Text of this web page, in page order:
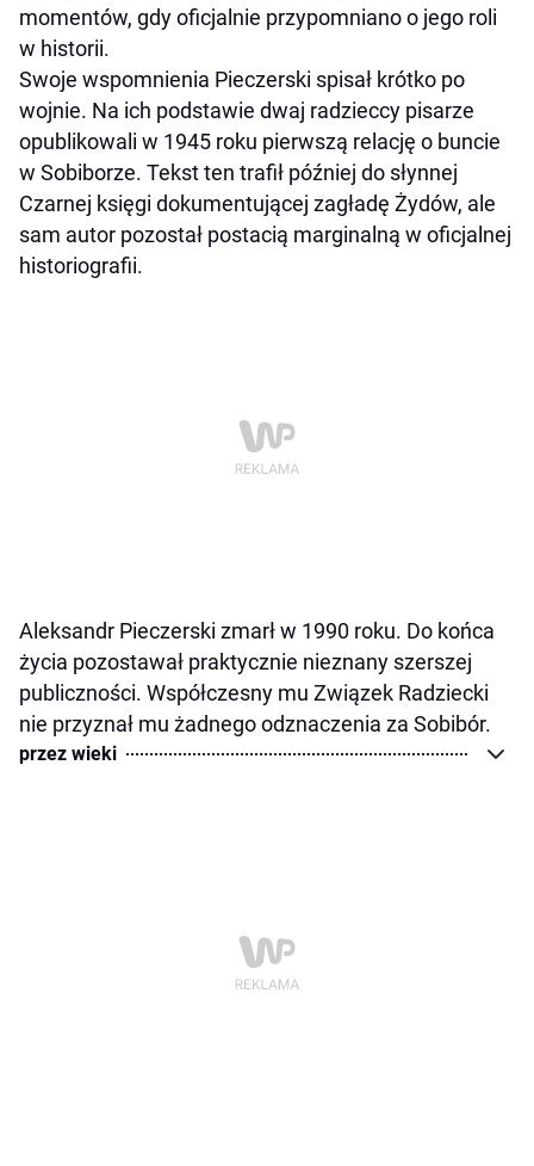
momentów, gdy oficjalnie przypomniano o jego roli
w historii.
Swoje wspomnienia Pieczerski spisał krótko po
wojnie. Na ich podstawie dwaj radzieccy pisarze
opublikowali w 1945 roku pierwszą relację o buncie
w Sobiborze. Tekst ten trafił później do słynnej
Czarnej księgi dokumentującej zagładę Żydów, ale
sam autor pozostał postacią marginalną w oficjalnej
historiografii.
Aleksandr Pieczerski zmarł w 1990 roku. Do końca
życia pozostawał praktycznie nieznany szerszej
publiczności. Współczesny mu Związek Radziecki
nie przyznał mu żadnego odznaczenia za Sobibór.
przez wieki